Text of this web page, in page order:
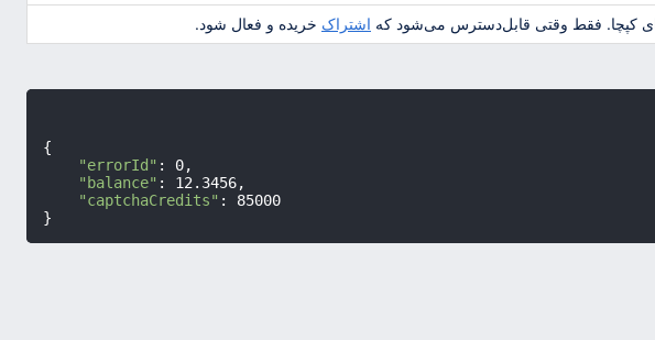
کپچا. فقط وقتی قابل‌دسترس می‌شود که اشتراک خریده و فعال شود.
{
"errorId" : 0,
"balance" : 12.3456,
"captchaCredits" : 85000
}